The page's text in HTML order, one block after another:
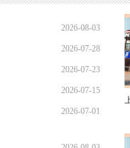
2026-08-03
01:45:28
2026-07-28
21:11:10
2026-07-23
17:02:44
2026-07-15
12:35:31
2026-07-01